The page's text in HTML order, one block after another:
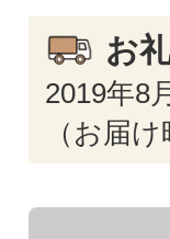
お
2019年8
（お届